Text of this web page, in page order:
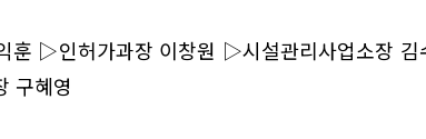
훈 ▷인허가과장 이창원 ▷시설관리사업소장 김
구혜영